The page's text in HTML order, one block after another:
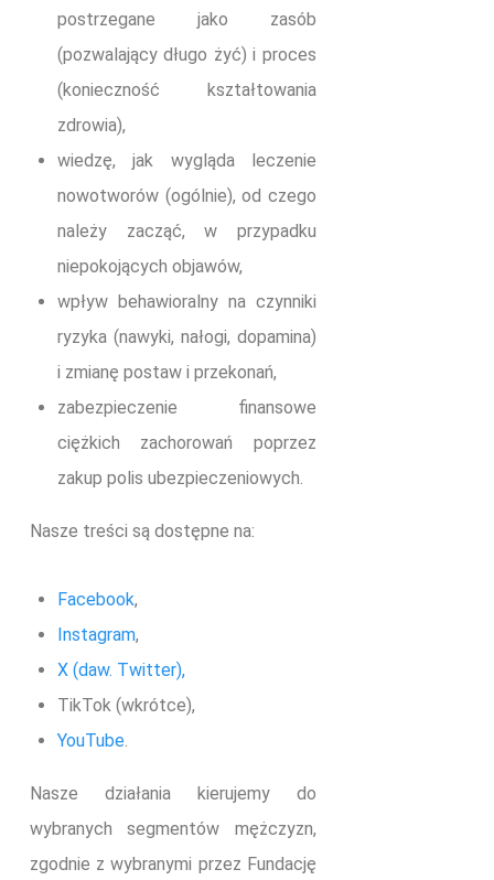
postrzegane jako zasób
(pozwalający długo żyć) i proces
(konieczność kształtowania
zdrowia),
wiedzę, jak wygląda leczenie
nowotworów (ogólnie), od czego
należy zacząć, w przypadku
niepokojących objawów,
wpływ behawioralny na czynniki
ryzyka (nawyki, nałogi, dopamina)
i zmianę postaw i przekonań,
zabezpieczenie finansowe
ciężkich zachorowań poprzez
zakup polis ubezpieczeniowych.
Nasze treści są dostępne na:
Facebook,
Instagram,
X (daw. Twitter),
TikTok (wkrótce),
YouTube.
Nasze działania kierujemy do
wybranych segmentów mężczyzn,
zgodnie z wybranymi przez Fundację